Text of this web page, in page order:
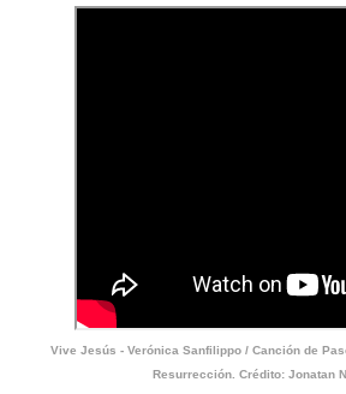
Vive Jesús - Verónica Sanfilippo / Canción de
Resurrección. Crédito: Jonatan